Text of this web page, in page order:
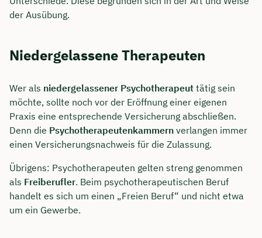
der Ausübung.
Niedergelassene Therapeuten
Wer als niedergelassener Psychotherapeut tätig sein
möchte, sollte noch vor der Eröffnung einer eigenen
Praxis eine entsprechende Versicherung abschließen.
Denn die Psychotherapeutenkammern verlangen immer
einen Versicherungsnachweis für die Zulassung.
Übrigens: Psychotherapeuten gelten streng genommen
als Freiberufler. Beim psychotherapeutischen Beruf
handelt es sich um einen „Freien Beruf“ und nicht etwa
um ein Gewerbe.